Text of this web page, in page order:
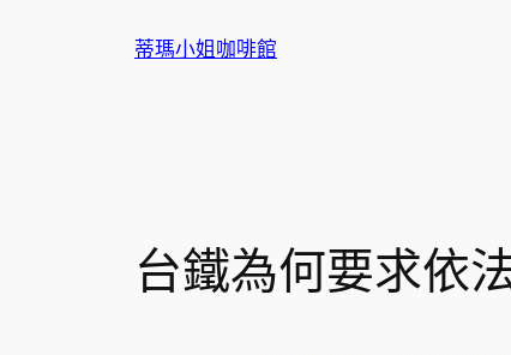
蒂瑪小姐咖啡館
台鐵為何要求依